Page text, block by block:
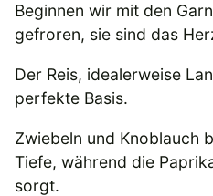
Beginnen wir mit den
gefroren, sie sind das
Der Reis, idealerweise
perfekte Basis.
Zwiebeln und Knoblauch
Tiefe, während die
sorgt.